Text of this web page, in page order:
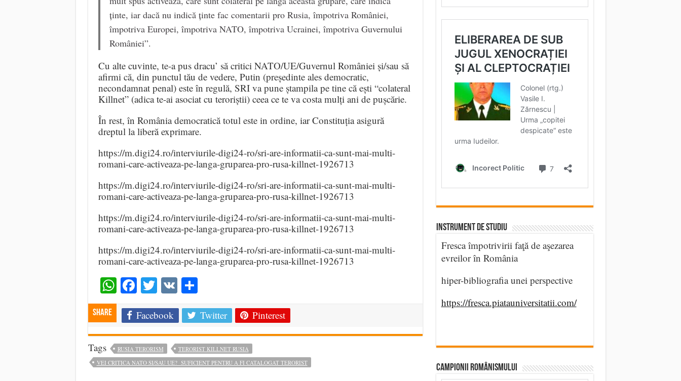
ținte, iar dacă nu indică ținte fac comentarii pro Rusia, împotriva României,
împotriva Europei, împotriva NATO, împotriva Ucrainei, împotriva Guvernului
României”.
Cu alte cuvinte, te-a pus dracu’ să critici NATO/UE/Guvernul României și/sau să
afirmi că, din punctul tău de vedere, Putin (președinte ales democratic,
necondamnat penal) este în regulă, SRI va pune ștampila pe tine că ești “colateral
Killnet” (adica te-ai asociat cu teroriștii) ceea ce te va costa mulți ani de pușcărie.
În rest, în România democratică totul este in ordine, iar Constituția asigură
dreptul la liberă exprimare.
https://m.digi24.ro/interviurile-digi24-ro/sri-are-informatii-ca-sunt-mai-multi-
romani-care-activeaza-pe-langa-gruparea-pro-rusa-killnet-1926713
https://m.digi24.ro/interviurile-digi24-ro/sri-are-informatii-ca-sunt-mai-multi-
romani-care-activeaza-pe-langa-gruparea-pro-rusa-killnet-1926713
https://m.digi24.ro/interviurile-digi24-ro/sri-are-informatii-ca-sunt-mai-multi-
romani-care-activeaza-pe-langa-gruparea-pro-rusa-killnet-1926713
https://m.digi24.ro/interviurile-digi24-ro/sri-are-informatii-ca-sunt-mai-multi-
romani-care-activeaza-pe-langa-gruparea-pro-rusa-killnet-1926713
WhatsApp
Facebook
Twitter
VKShare
Share Facebook Twitter Pinterest
Tags RUSIA TERORISM
TERORIST KILLNET RUSIA
VEI CRITICA NATO SI/SAU UE? SUFICIENT PENTRU A FI CATALOGAT TERORIST
INSTRUMENT DE STUDIU
Fresca împotrivirii faţă de aşezarea
evreilor în România
hiper-bibliografia unei perspective
https://fresca.piatauniversitatii.com/
CAMPIONII ROMÂNISMULUI